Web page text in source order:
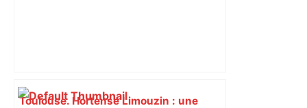
Toulouse. Hortense Limouzin : une